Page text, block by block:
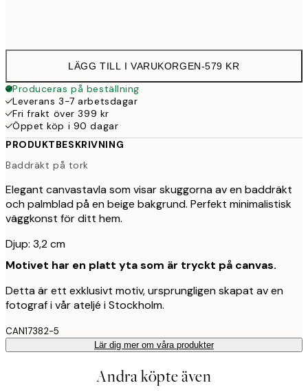
LÄGG TILL I VARUKORGEN-579 KR
Produceras på beställning
Leverans 3-7 arbetsdagar
Fri frakt över 399 kr
Öppet köp i 90 dagar
PRODUKTBESKRIVNING
Baddräkt på tork
Elegant canvastavla som visar skuggorna av en baddräkt
och palmblad på en beige bakgrund. Perfekt minimalistisk
väggkonst för ditt hem.
Djup: 3,2 cm
Motivet har en platt yta som är tryckt på canvas.
Detta är ett exklusivt motiv, ursprungligen skapat av en
fotograf i vår ateljé i Stockholm.
CAN17382-5
Lär dig mer om våra produkter
Andra köpte även